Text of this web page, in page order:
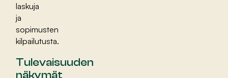
laskuja
ja
sopimusten
kilpailutusta.
Tulevaisuuden
näkymät